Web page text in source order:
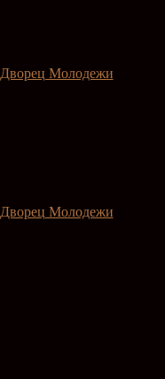
Дворец Молодежи
Дворец Молодежи